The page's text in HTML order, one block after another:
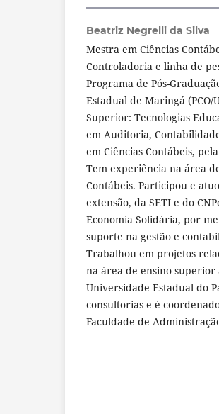
Beatriz Negrelli da Silva
Mestra em Ciências
Controladoria e linha de
Programa de Pós-
Estadual de Maringá (PCO/
Superior: Tecnologias
em Auditoria,
em Ciências Contábeis,
Tem experiência na área
Contábeis. Participou e
extensão, da SETI e do
Economia Solidária, por
suporte na gestão e
Trabalhou em projetos
na área de ensino superior
Universidade Estadual do
consultorias e é
Faculdade de